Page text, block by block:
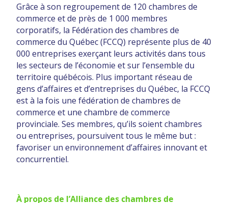
Grâce à son regroupement de 120 chambres de
commerce et de près de 1 000 membres
corporatifs, la Fédération des chambres de
commerce du Québec (FCCQ) représente plus de 40
000 entreprises exerçant leurs activités dans tous
les secteurs de l’économie et sur l’ensemble du
territoire québécois. Plus important réseau de
gens d’affaires et d’entreprises du Québec, la FCCQ
est à la fois une fédération de chambres de
commerce et une chambre de commerce
provinciale. Ses membres, qu’ils soient chambres
ou entreprises, poursuivent tous le même but :
favoriser un environnement d’affaires innovant et
concurrentiel.
À propos de l’Alliance des chambres de